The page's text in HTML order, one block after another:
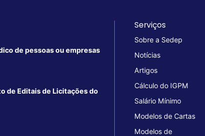
de pessoas ou empresas
de Editais de Licitações do
Serviços
Sobre a Sedep
Notícias
Artigos
Cálculo do IGPM
Salário Mínimo
Modelos de Cartas
Modelos de